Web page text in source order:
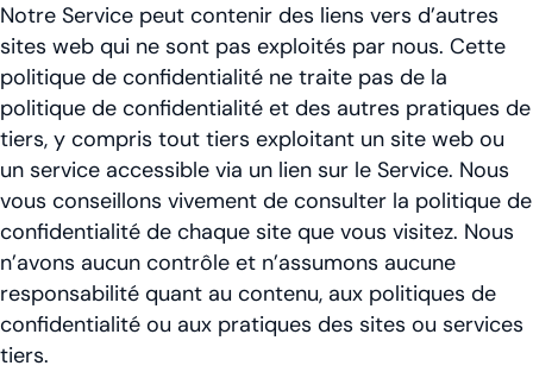
Notre Service peut contenir des liens vers d’autres
sites web qui ne sont pas exploités par nous. Cette
politique de confidentialité ne traite pas de la
politique de confidentialité et des autres pratiques de
tiers, y compris tout tiers exploitant un site web ou
un service accessible via un lien sur le Service. Nous
vous conseillons vivement de consulter la politique de
confidentialité de chaque site que vous visitez. Nous
n’avons aucun contrôle et n’assumons aucune
responsabilité quant au contenu, aux politiques de
confidentialité ou aux pratiques des sites ou services
tiers.